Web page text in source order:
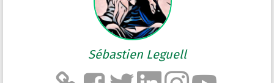
Sébastien Leguell